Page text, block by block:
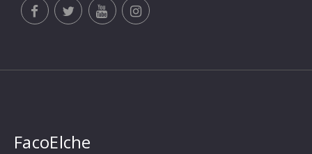
FacoElche